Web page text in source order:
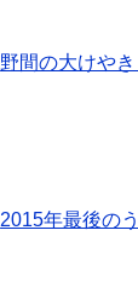
野間の大けや
2015年最後の